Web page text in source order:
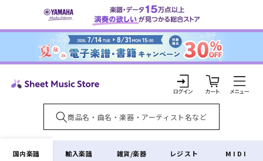
ンツに
ロ
グ
イ
カ
ー
ト
国内楽譜 輸入楽譜 雑貨/楽器 レジスト MIDI